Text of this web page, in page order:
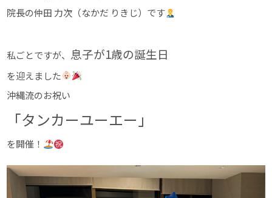
院長の仲田 力次（なかだ りきじ）です
私ごとですが、 息子が1歳の誕生日
を迎えました
沖縄流のお祝い
「タンカーユーエー」
を開催！